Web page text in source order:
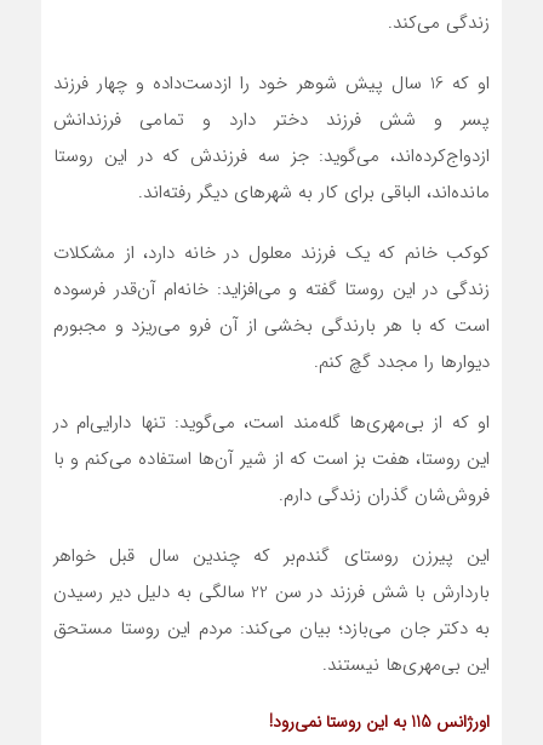
زندگی می‌کند.
او که 16 سال پیش شوهر خود را ازدست‌داده و چهار فرزند
پسر و شش فرزند دختر دارد و تمامی فرزندانش
ازدواج‌کرده‌اند، می‌گوید: جز سه فرزندش که در این روستا
مانده‌اند، الباقی برای کار به شهرهای دیگر رفته‌اند.
کوکب خانم که یک فرزند معلول در خانه دارد، از مشکلات
زندگی در این روستا گفته و می‌افزاید: خانه‌ام آن‌قدر فرسوده
است که با هر بارندگی بخشی از آن فرو می‌ریزد و مجبورم
دیوارها را مجدد گچ کنم.
او که از بی‌مهری‌ها گله‌مند است، می‌گوید: تنها دارایی‌ام در
این روستا، هفت بز است که از شیر آن‌ها استفاده می‌کنم و با
فروش‌شان گذران زندگی دارم.
این پیرزن روستای گندم‌بر که چندین سال قبل خواهر
باردارش با شش فرزند در سن 22 سالگی به دلیل دیر رسیدن
به دکتر جان می‌بازد؛ بیان می‌کند: مردم این روستا مستحق
این بی‌مهری‌ها نیستند.
اورژانس 115 به این روستا نمی‌رود!